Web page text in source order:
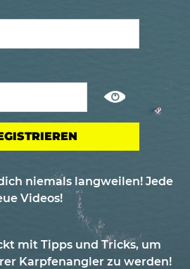
ausblenden
passwort
niemals langweilen! Jede
Videos!
mit Tipps und Tricks, um
Karpfenangler zu werden!